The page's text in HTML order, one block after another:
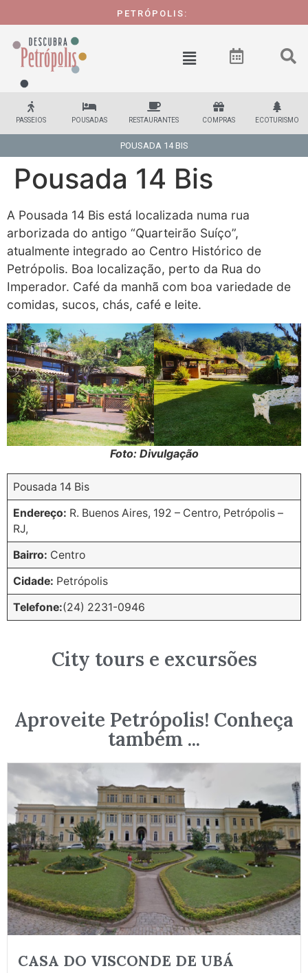
PETRÓPOLIS: 1 CID
PASSEIOS POUSADAS RESTAURANTES COMPRAS ECOTURISMO
POUSADA 14 BIS
Pousada 14 Bis
A Pousada 14 Bis está localizada numa rua
arborizada do antigo “Quarteirão Suíço”,
atualmente integrado ao Centro Histórico de
Petrópolis. Boa localização, perto da Rua do
Imperador. Café da manhã com boa variedade de
comidas, sucos, chás, café e leite.
Foto: Divulgação
Pousada 14 Bis
Endereço: R. Buenos Aires, 192 – Centro, Petrópolis –
RJ,
Bairro: Centro
Cidade: Petrópolis
Telefone:(24) 2231-0946
City tours e excursões
Aproveite Petrópolis! Conheça
também ...
CASA DO VISCONDE DE UBÁ